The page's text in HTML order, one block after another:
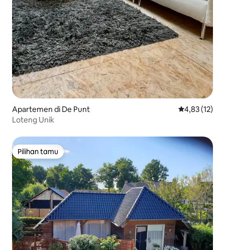
Apartemen di De Punt Nilai rata-
4,83 (12)
Loteng Unik
Pilihan tamu
Pilihan tamu